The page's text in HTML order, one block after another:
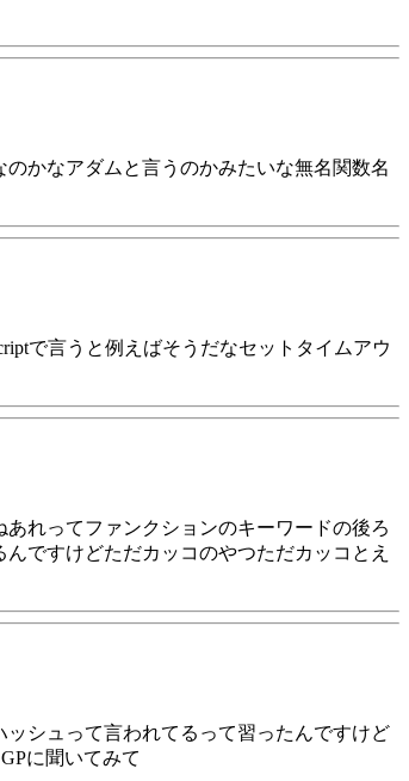
かなアダムと言うのかみたいな無名関数名
で言うと例えばそうだなセットタイムアウ
れってファンクションのキーワードの後ろ
ですけどただカッコのやつただカッコとえ
シュって言われてるって習ったんですけど
に聞いてみて